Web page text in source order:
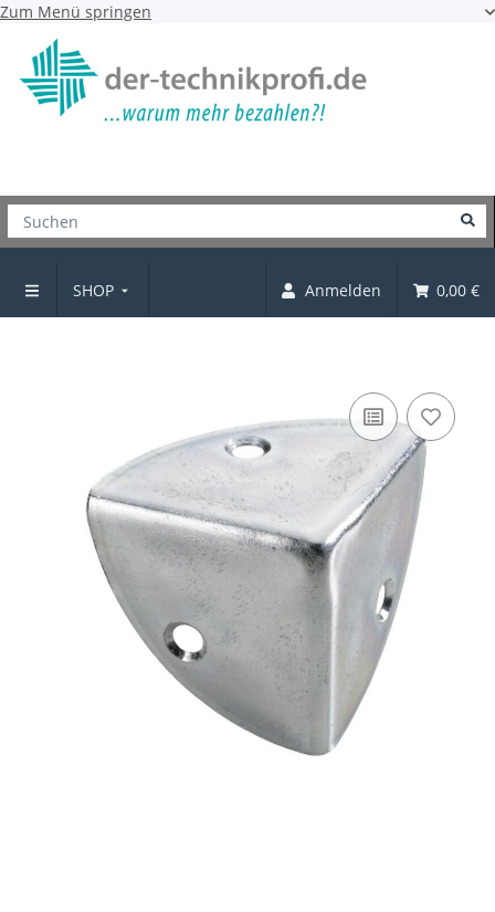
Zum Menü springen
SHOP Anmelden 0,00 €
Kistenecke